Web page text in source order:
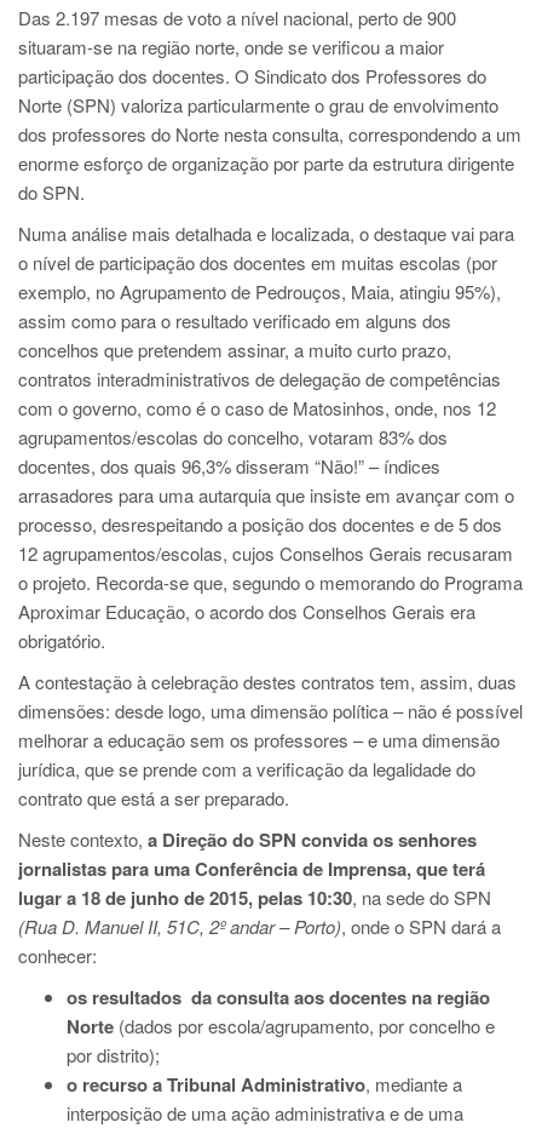
Das 2.197 mesas de voto a nível nacional, perto de 900
situaram-se na região norte, onde se verificou a maior
participação dos docentes. O Sindicato dos Professores do
Norte (SPN) valoriza particularmente o grau de envolvimento
dos professores do Norte nesta consulta, correspondendo a um
enorme esforço de organização por parte da estrutura dirigente
do SPN.
Numa análise mais detalhada e localizada, o destaque vai para
o nível de participação dos docentes em muitas escolas (por
exemplo, no Agrupamento de Pedrouços, Maia, atingiu 95%),
assim como para o resultado verificado em alguns dos
concelhos que pretendem assinar, a muito curto prazo,
contratos interadministrativos de delegação de competências
com o governo, como é o caso de Matosinhos, onde, nos 12
agrupamentos/escolas do concelho, votaram 83% dos
docentes, dos quais 96,3% disseram “Não!” – índices
arrasadores para uma autarquia que insiste em avançar com o
processo, desrespeitando a posição dos docentes e de 5 dos
12 agrupamentos/escolas, cujos Conselhos Gerais recusaram
o projeto. Recorda-se que, segundo o memorando do Programa
Aproximar Educação, o acordo dos Conselhos Gerais era
obrigatório.
A contestação à celebração destes contratos tem, assim, duas
dimensões: desde logo, uma dimensão política – não é possível
melhorar a educação sem os professores – e uma dimensão
jurídica, que se prende com a verificação da legalidade do
contrato que está a ser preparado.
Neste contexto, a Direção do SPN convida os senhores
jornalistas para uma Conferência de Imprensa, que terá
lugar a 18 de junho de 2015, pelas 10:30, na sede do SPN
(Rua D. Manuel II, 51C, 2º andar – Porto), onde o SPN dará a
conhecer:
os resultados da consulta aos docentes na região
Norte (dados por escola/agrupamento, por concelho e
por distrito);
o recurso a Tribunal Administrativo, mediante a
interposição de uma ação administrativa e de uma